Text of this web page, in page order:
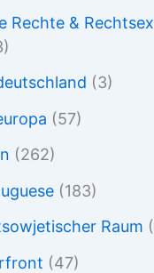
Rechte &
(3)
(57)
(262)
(183)
Raum
(47)